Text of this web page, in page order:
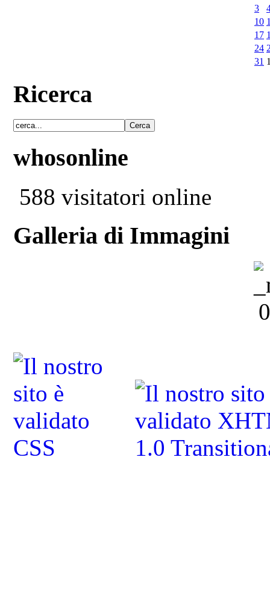
3
10
17
24
31
Ricerca
whosonline
588 visitatori online
Galleria di Immagini